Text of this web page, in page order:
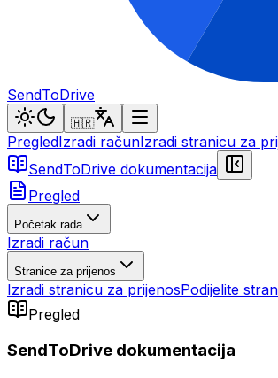
SendToDrive
🇭🇷
PregledIzradi računIzradi stranicu za
SendToDrive dokumentacija
Pregled
Početak rada
Izradi račun
Stranice za prijenos
Izradi stranicu za prijenosPodijelite
Pregled
SendToDrive dokumentacija